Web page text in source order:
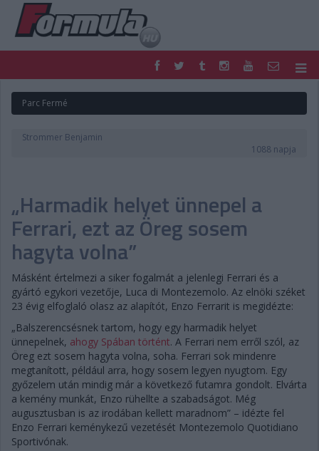
FORMULA
MOTOR
NEMZETKÖZI
DIGITÁLIS MAGAZIN
PONTÁLLÁSOK
VERSENYNAPTÁRAK
Parc Fermé
Strommer Benjamin
1088 napja
„Harmadik helyet ünnepel a
Ferrari, ezt az Öreg sosem
hagyta volna”
Másként értelmezi a siker fogalmát a jelenlegi Ferrari és a
gyártó egykori vezetője, Luca di Montezemolo. Az elnöki széket
23 évig elfoglaló olasz az alapítót, Enzo Ferrarit is megidézte:
„Balszerencsésnek tartom, hogy egy harmadik helyet
ünnepelnek, ahogy Spában történt. A Ferrari nem erről szól, az
Öreg ezt sosem hagyta volna, soha. Ferrari sok mindenre
megtanított, például arra, hogy sosem legyen nyugtom. Egy
győzelem után mindig már a következő futamra gondolt. Elvárta
a kemény munkát, Enzo rühellte a szabadságot. Még
augusztusban is az irodában kellett maradnom” – idézte fel
Enzo Ferrari keménykezű vezetését Montezemolo Quotidiano
Sportivónak.